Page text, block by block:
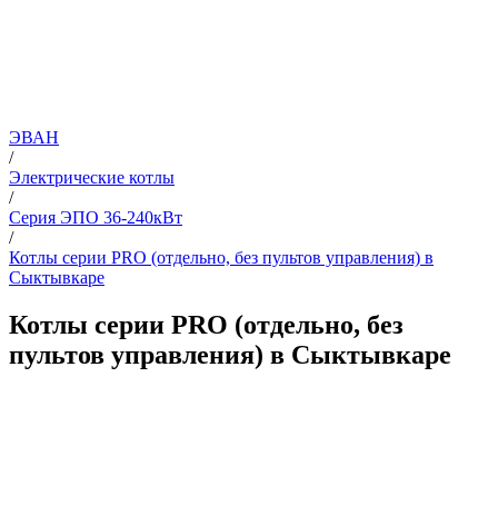
ЭВАН
/
Электрические котлы
/
Серия ЭПО 36-240кВт
/
Котлы серии PRO (отдельно, без пультов управления) в
Сыктывкаре
Котлы серии PRO (отдельно, без
пультов управления) в Сыктывкаре